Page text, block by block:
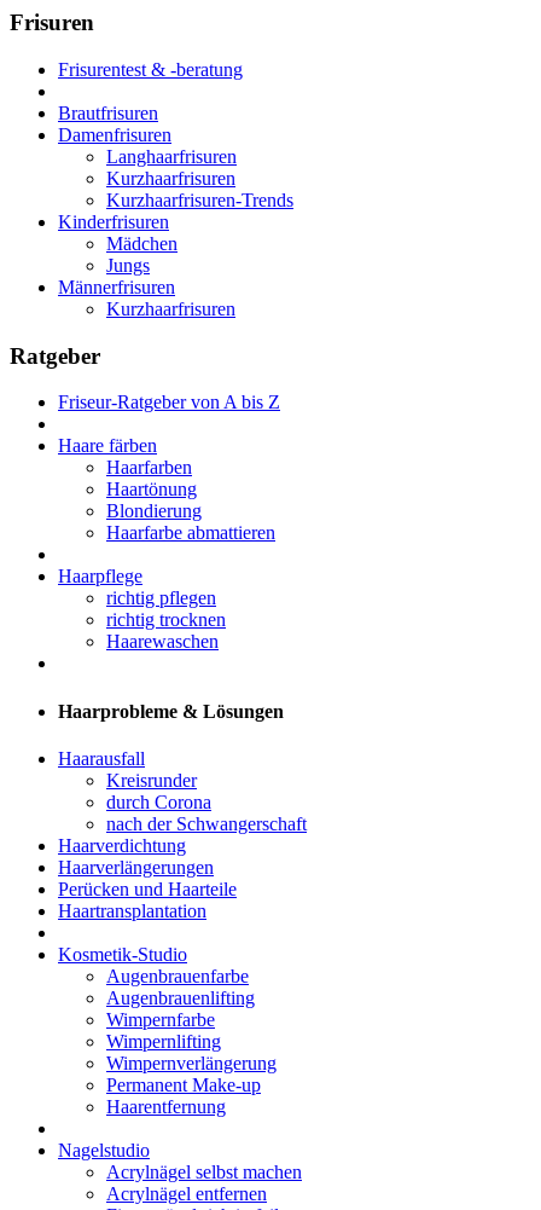
Frisuren
Frisurentest & -beratung
Brautfrisuren
Damenfrisuren
Langhaarfrisuren
Kurzhaarfrisuren
Kurzhaarfrisuren-Trends
Kinderfrisuren
Mädchen
Jungs
Männerfrisuren
Kurzhaarfrisuren
Ratgeber
Friseur-Ratgeber von A bis Z
Haare färben
Haarfarben
Haartönung
Blondierung
Haarfarbe abmattieren
Haarpflege
richtig pflegen
richtig trocknen
Haarewaschen
Haarprobleme & Lösungen
Haarausfall
Kreisrunder
durch Corona
nach der Schwangerschaft
Haarverdichtung
Haarverlängerungen
Perücken und Haarteile
Haartransplantation
Kosmetik-Studio
Augenbrauenfarbe
Augenbrauenlifting
Wimpernfarbe
Wimpernlifting
Wimpernverlängerung
Permanent Make-up
Haarentfernung
Nagelstudio
Acrylnägel selbst machen
Acrylnägel entfernen